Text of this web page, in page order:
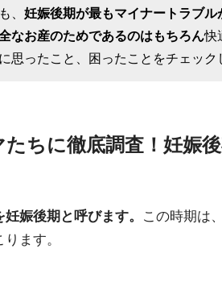
、 妊娠後期が最もマイナートラブ
なお産のためであるのはもちろん快
思ったこと、困ったことをチェック
ちに徹底調査！妊娠
娠後期と呼びます。
この時期は
ます。